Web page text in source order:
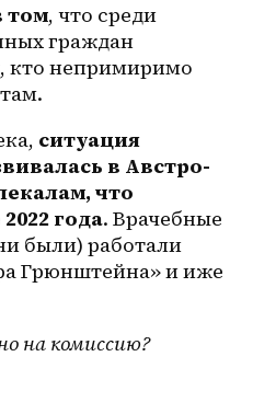
том, что среди
граждан
кто непримиримо
ситуация
в Австро-
что
года. Врачебные
были) работали
Грюнштейна» и иже
на комиссию?